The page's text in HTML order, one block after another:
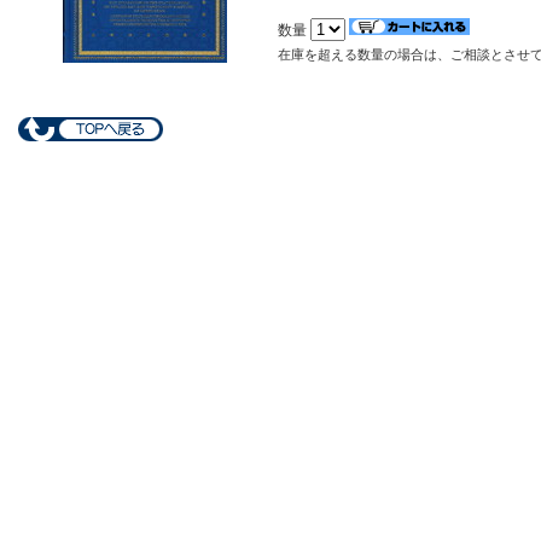
数量
在庫を超える数量の場合は、ご相談とさせ